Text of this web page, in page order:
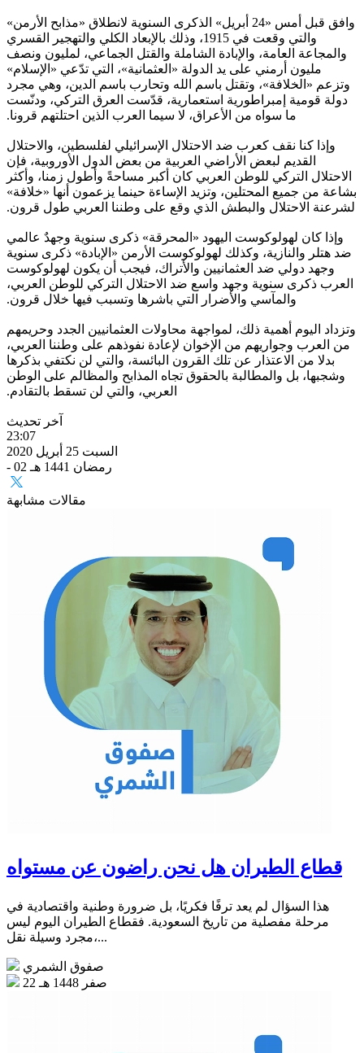
وافق قبل أمس «24 أبريل» الذكرى السنوية لانطلاق «مذابح الأرمن»
والتي وقعت في 1915، وذلك بالإبعاد الكلي والتهجير القسري
والمجاعة العامة، والإبادة الشاملة والقتل الجماعي، لمليون ونصف
مليون أرمني على يد الدولة «العثمانية»، التي تدّعي «الإسلام»
وتزعم «الخلافة»، وتقتل باسم الله وتحارب باسم الدين، وهي مجرد
دولة قومية إمبراطورية استعمارية، قدّست العرق التركي، ودنّست
ما سواه من الأعراق، لا سيما العرب الذين احتلتهم قرونا.
وإذا كنا نقف كعرب ضد الاحتلال الإسرائيلي لفلسطين، والاحتلال
القديم لبعض الأراضي العربية من بعض الدول الأوروبية، فإن
الاحتلال التركي للوطن العربي كان أكبر مساحةً وأطول زمنا، وأكثر
بشاعة من جميع المحتلين، وتزيد الإساءة حينما يزعمون أنها «خلافة»
لشرعنة الاحتلال والبطش الذي وقع على وطننا العربي طول قرون.
وإذا كان لهولوكوست اليهود «المحرقة» ذكرى سنوية وجهدٌ عالمي
ضد هتلر والنازية، وكذلك لهولوكوست الأرمن «الإبادة» ذكرى سنوية
وجهد دولي ضد العثمانيين والأتراك، فيجب أن يكون لهولوكوست
العرب ذكرى سنوية وجهد واسع ضد الاحتلال التركي للوطن العربي،
والمآسي والأضرار التي باشرها وتسبب فيها خلال قرون.
وتزداد اليوم أهمية ذلك، لمواجهة محاولات العثمانيين الجدد وحريمهم
من العرب وجواريهم من الإخوان لإعادة نفوذهم على وطننا العربي،
بدلا من الاعتذار عن تلك القرون البائسة، والتي لن نكتفي بذكرها
وشجبها، بل والمطالبة بالحقوق تجاه المذابح والمظالم على الوطن
العربي، والتي لن تسقط بالتقادم.
آخر تحديث
23:07
السبت 25 أبريل 2020
- 02 رمضان 1441 هـ
مقالات مشابهة
قطاع الطيران هل نحن راضون عن مستواه
هذا السؤال لم يعد ترفًا فكريًا، بل ضرورة وطنية واقتصادية في
مرحلة مفصلية من تاريخ السعودية. فقطاع الطيران اليوم ليس
مجرد وسيلة نقل،...
صفوق الشمري
22 صفر 1448 هـ